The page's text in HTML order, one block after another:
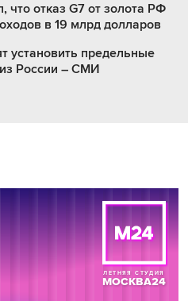
что отказ G7 от золота РФ
в 19 млрд долларов
установить предельные
России – СМИ